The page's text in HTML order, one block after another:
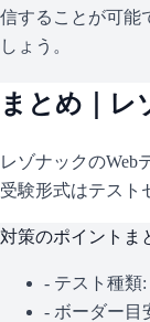
信することが可能
しょう。
まとめ｜ レ
レゾナックのWeb
受験形式はテスト
対策のポイントま
- テスト種類:
- ボーダー目